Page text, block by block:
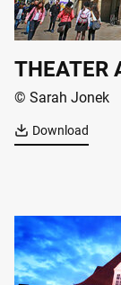
THEATER
© Sarah Jonek
Download